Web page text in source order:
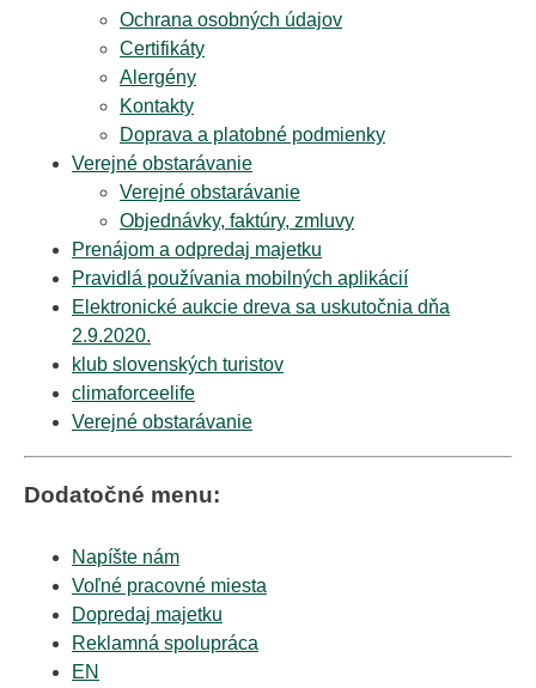
Ochrana osobných údajov
Certifikáty
Alergény
Kontakty
Doprava a platobné podmienky
Verejné obstarávanie
Verejné obstarávanie
Objednávky, faktúry, zmluvy
Prenájom a odpredaj majetku
Pravidlá používania mobilných aplikácií
Elektronické aukcie dreva sa uskutočnia dňa
2.9.2020.
klub slovenských turistov
climaforceelife
Verejné obstarávanie
Dodatočné menu:
Napíšte nám
Voľné pracovné miesta
Dopredaj majetku
Reklamná spolupráca
EN